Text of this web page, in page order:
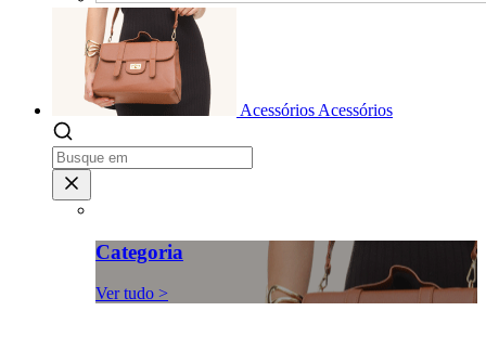
Acessórios Acessórios
Categoria
Ver tudo >